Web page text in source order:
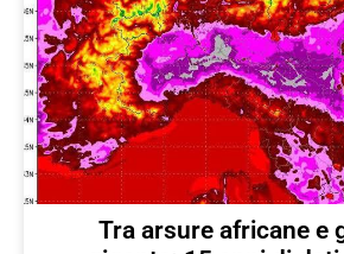
Tra arsure africane e